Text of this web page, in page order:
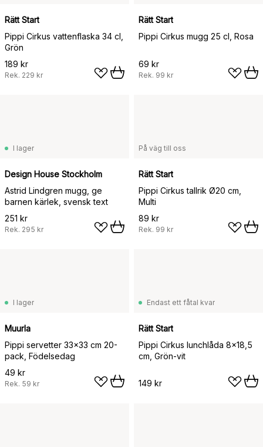
Rätt Start
Pippi Cirkus vattenflaska 34 cl,
Grön
189 kr
Rek. 229 kr
Rätt Start
Pippi Cirkus mugg 25 cl, Rosa
69 kr
Rek. 99 kr
I lager
Design House Stockholm
Astrid Lindgren mugg, ge
barnen kärlek, svensk text
251 kr
Rek. 295 kr
På väg till oss
Rätt Start
Pippi Cirkus tallrik Ø20 cm,
Multi
89 kr
Rek. 99 kr
I lager
Muurla
Pippi servetter 33x33 cm 20-
pack, Födelsedag
49 kr
Rek. 59 kr
Endast ett fåtal kvar
Rätt Start
Pippi Cirkus lunchlåda 8x18,5
cm, Grön-vit
149 kr